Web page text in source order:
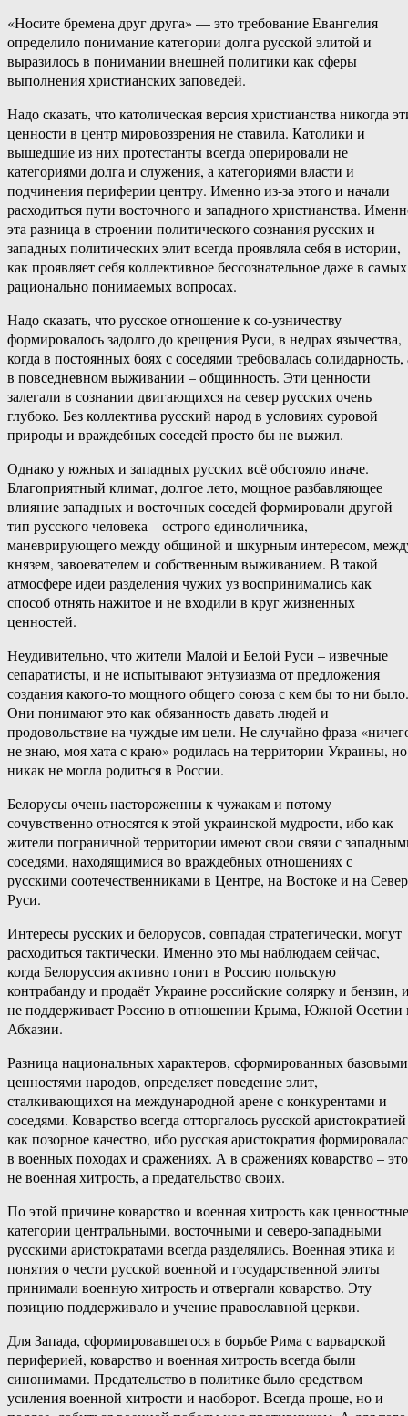
«Носите бремена друг друга» — это требование Евангелия
определило понимание категории долга русской элитой и
выразилось в понимании внешней политики как сферы
выполнения христианских заповедей.
Надо сказать, что католическая версия христианства никогда
ценности в центр мировоззрения не ставила. Католики и
вышедшие из них протестанты всегда оперировали не
категориями долга и служения, а категориями власти и
подчинения периферии центру. Именно из-за этого и начали
расходиться пути восточного и западного христианства.
эта разница в строении политического сознания русских и
западных политических элит всегда проявляла себя в истории,
как проявляет себя коллективное бессознательное даже в самых
рационально понимаемых вопросах.
Надо сказать, что русское отношение к со-узничеству
формировалось задолго до крещения Руси, в недрах язычества,
когда в постоянных боях с соседями требовалась солидарность,
в повседневном выживании – общинность. Эти ценности
залегали в сознании двигающихся на север русских очень
глубоко. Без коллектива русский народ в условиях суровой
природы и враждебных соседей просто бы не выжил.
Однако у южных и западных русских всё обстояло иначе.
Благоприятный климат, долгое лето, мощное разбавляющее
влияние западных и восточных соседей формировали другой
тип русского человека – острого единоличника,
маневрирующего между общиной и шкурным интересом,
князем, завоевателем и собственным выживанием. В такой
атмосфере идеи разделения чужих уз воспринимались как
способ отнять нажитое и не входили в круг жизненных
ценностей.
Неудивительно, что жители Малой и Белой Руси – извечные
сепаратисты, и не испытывают энтузиазма от предложения
создания какого-то мощного общего союза с кем бы то ни было.
Они понимают это как обязанность давать людей и
продовольствие на чуждые им цели. Не случайно фраза
не знаю, моя хата с краю» родилась на территории Украины, но
никак не могла родиться в России.
Белорусы очень настороженны к чужакам и потому
сочувственно относятся к этой украинской мудрости, ибо как
жители пограничной территории имеют свои связи с
соседями, находящимися во враждебных отношениях с
русскими соотечественниками в Центре, на Востоке и на
Руси.
Интересы русских и белорусов, совпадая стратегически, могут
расходиться тактически. Именно это мы наблюдаем сейчас,
когда Белоруссия активно гонит в Россию польскую
контрабанду и продаёт Украине российские солярку и бензин,
не поддерживает Россию в отношении Крыма, Южной Осетии
Абхазии.
Разница национальных характеров, сформированных базовыми
ценностями народов, определяет поведение элит,
сталкивающихся на международной арене с конкурентами и
соседями. Коварство всегда отторгалось русской аристократией
как позорное качество, ибо русская аристократия
в военных походах и сражениях. А в сражениях коварство – это
не военная хитрость, а предательство своих.
По этой причине коварство и военная хитрость как ценностные
категории центральными, восточными и северо-западными
русскими аристократами всегда разделялись. Военная этика и
понятия о чести русской военной и государственной элиты
принимали военную хитрость и отвергали коварство. Эту
позицию поддерживало и учение православной церкви.
Для Запада, сформировавшегося в борьбе Рима с варварской
периферией, коварство и военная хитрость всегда были
синонимами. Предательство в политике было средством
усиления военной хитрости и наоборот. Всегда проще, но и